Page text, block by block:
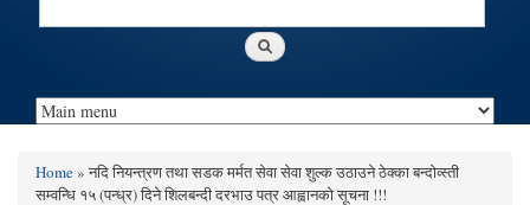
You are here
Home» नदि नियन्त्रण तथा सडक मर्मत सेवा सेवा शुल्क उठाउने ठेक्का बन्दोव्स्ती
सम्वन्धि १५ (पन्ध्र) दिने शिलबन्दी दरभाउ पत्र आह्वानको सूचना !!!